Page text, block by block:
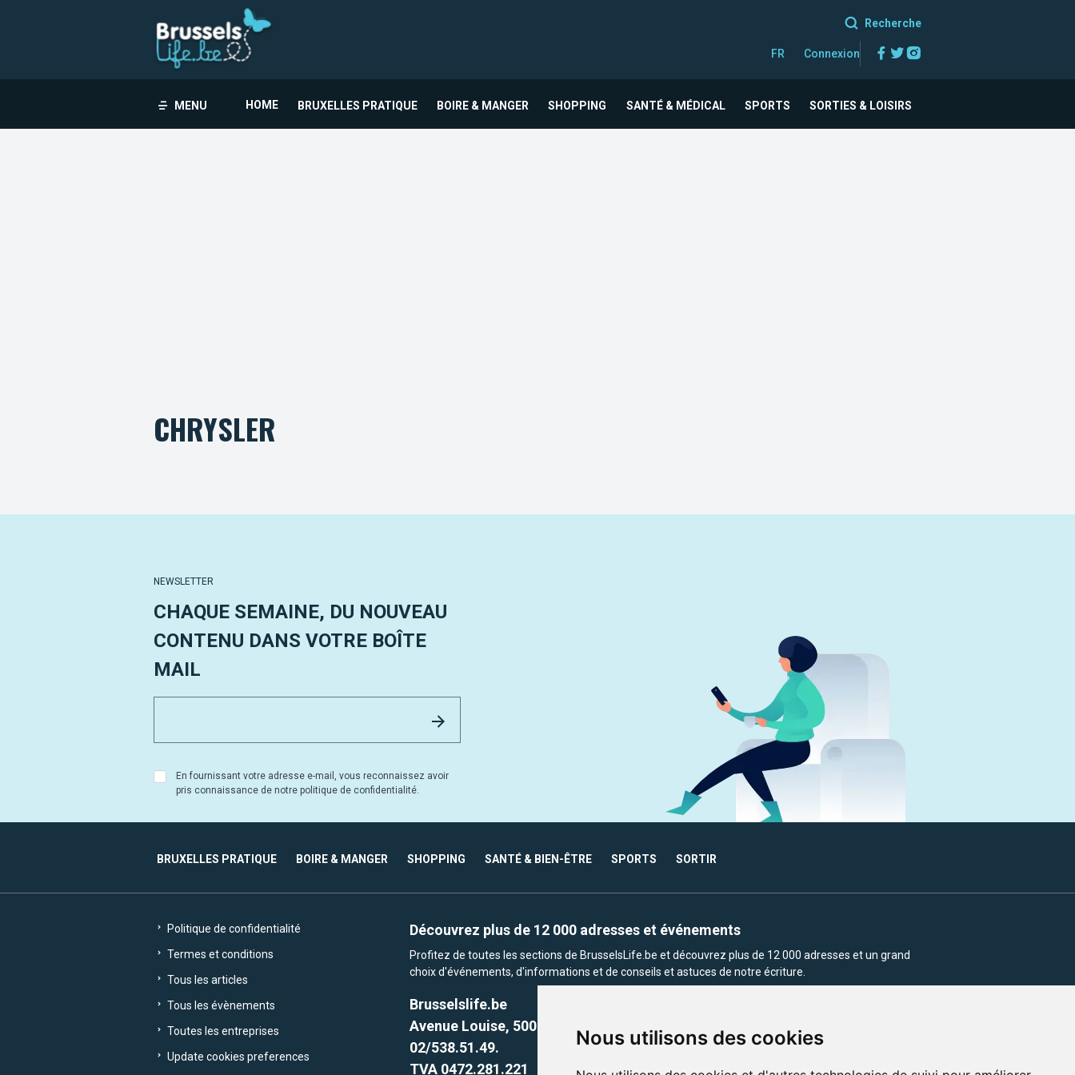
Nous utilisons des cookies
Recherche
FR Connexion Facebook
Twitter
MENU HOME BRUXELLES PRATIQUE BOIRE & MANGER SHOPPING SANTÉ & MÉDICAL SPORTS SORTIES & LOISIRS
CHRYSLER
NEWSLETTER
CHAQUE SEMAINE, DU NOUVEAU
CONTENU DANS VOTRE BOÎTE
MAIL
En fournissant votre adresse e-mail, vous reconnaissez avoir
pris connaissance de notre politique de confidentialité.
BRUXELLES PRATIQUE BOIRE & MANGER SHOPPING SANTÉ & BIEN-ÊTRE SPORTS SORTIR
Politique de confidentialité
Termes et conditions
Tous les articles
Tous les évènements
Toutes les entreprises
Update cookies preferences
Découvrez plus de 12 000 adresses et événements
Profitez de toutes les sections de BrusselsLife.be et découvrez plus de 12 000 adresses et un grand
choix d'événements, d'informations et de conseils et astuces de notre écriture.
Brusselslife.be
Avenue Louise, 500 -1050 Ixelles, Brussels,
02/538.51.49.
TVA 0472.281.221